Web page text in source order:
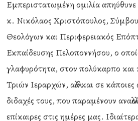
Εμπεριστατωμένη ομιλία
κ. Νικόλαος Χριστόπουλος,
Θεολόγων και Περιφερειακός
Εκπαίδευσης Πελοποννήσου, ο
γλαφυρότητα, στον πολύκαρπο και
Τριών Ιεραρχών, αλλά και σε
διδαχές τους, που παραμένουν
επίκαιρες στις ημέρες μας.